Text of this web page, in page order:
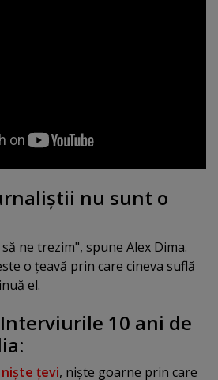
nu sunt o
ne trezim", spune Alex Dima.
o ţeavă prin care cineva suflă
el.
10 ani de
ţevi, nişte goarne prin care